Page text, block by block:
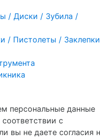
/ Диски / Зубила /
/ Пистолеты / Заклепки
персональные данные
с
вы не даете согласия